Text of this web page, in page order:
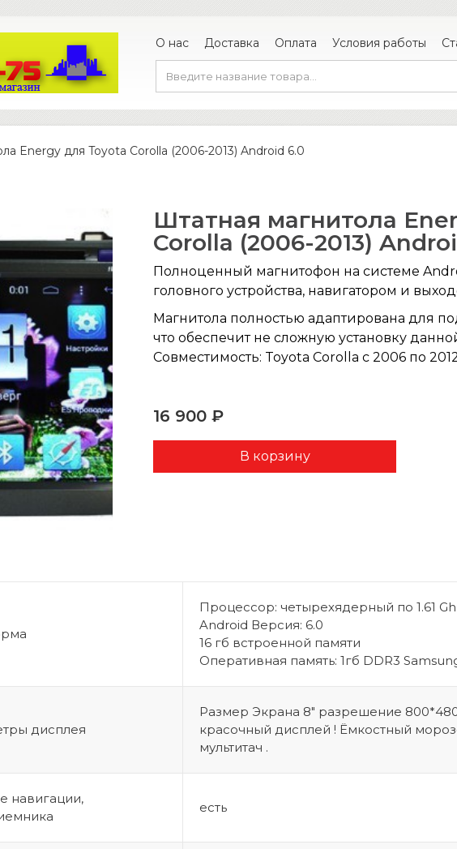
О нас Доставка Оплата Условия работы
Energy для Toyota Corolla (2006-2013) Android 6.0
Штатная магнитола
Corolla (2006-2013)
Полноценный магнитофон на системе
головного устройства, навигатором и
Магнитола полностью адаптирована для
что обеспечит не сложную установку
Совместимость: Toyota Corolla с 2006 по
16 900 ₽
Процессор: четырехядерный по 1.61
Android Версия: 6.0
16 гб встроенной памяти
Оперативная память: 1гб DDR3
дисплея
Размер Экрана 8″ разрешение
красочный дисплей ! Ёмкостный
мультитач .
навигации,
есть